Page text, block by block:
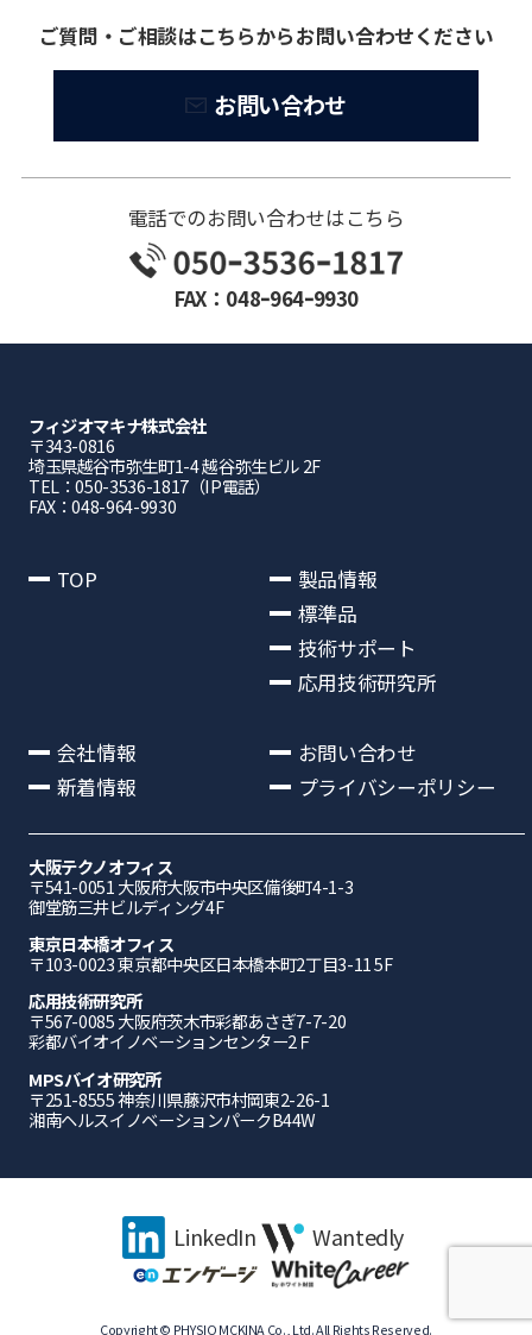
ご質問・ご相談はこちらからお問い合わせください
お問い合わせ
電話でのお問い合わせはこちら
FAX：048ｰ964ｰ9930
フィジオマキナ株式会社
〒343-0816
埼⽟県越⾕市弥⽣町1-4 越⾕弥⽣ビル 2F
TEL：050-3536-1817（IP電話）
FAX：048-964-9930
TOP
製品情報
標準品
技術サポート
応用技術研究所
会社情報
新着情報
お問い合わせ
プライバシーポリシー
大阪テクノオフィス
〒541-0051 ⼤阪府⼤阪市中央区備後町4-1-3
御堂筋三井ビルディング4F
東京日本橋オフィス
〒103-0023 東京都中央区日本橋本町2丁目3-11 5F
応⽤技術研究所
〒567-0085 ⼤阪府茨⽊市彩都あさぎ7-7-20
彩都バイオイノベーションセンター2Ｆ
MPSバイオ研究所
〒251-8555 神奈川県藤沢市村岡東2-26-1
湘南ヘルスイノベーションパークB44W
LinkedIn Wantedly
Copyright © PHYSIO MCKINA Co., Ltd. All Rights Reserved.